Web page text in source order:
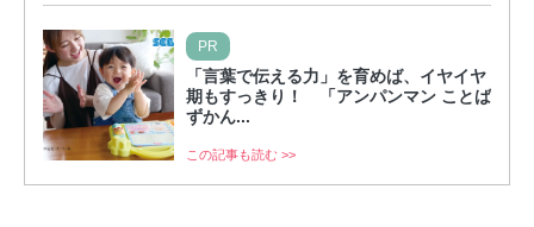
PR
「言葉で伝える力」を育めば、イヤイヤ
期もすっきり！ 「アンパンマン ことば
ずかん...
この記事も読む >>